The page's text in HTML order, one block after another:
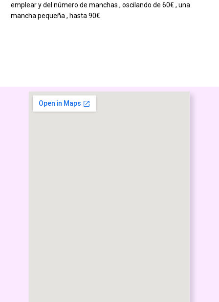
emplear y del número de manchas , oscilando de 60€ , una
mancha pequeña , hasta 90€.